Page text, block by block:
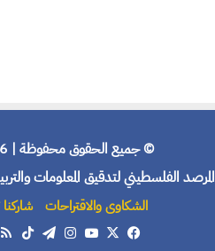
© جميع الحقوق محفوظة | 2026 |
المرصد الفلسطيني لتدقيق المعلومات
الشكاوى والاقتراحات
فيسبوك
X يوتيوبانستقرامتيلقرام